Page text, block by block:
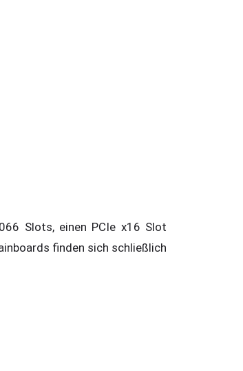
Slots, einen PCIe x16 Slot
finden sich schließlich